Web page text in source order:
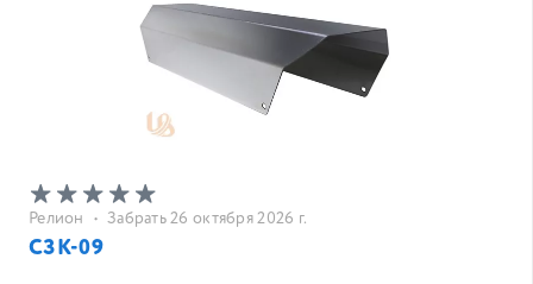
Релион • Забрать 26 октября 2026 г.
СЗК-09